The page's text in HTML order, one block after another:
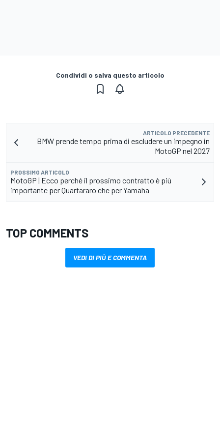
Condividi o salva questo articolo
ARTICOLO PRECEDENTE
BMW prende tempo prima di escludere un impegno in
MotoGP nel 2027
PROSSIMO ARTICOLO
MotoGP | Ecco perché il prossimo contratto è più
importante per Quartararo che per Yamaha
TOP COMMENTS
VEDI DI PIÙ E COMMENTA